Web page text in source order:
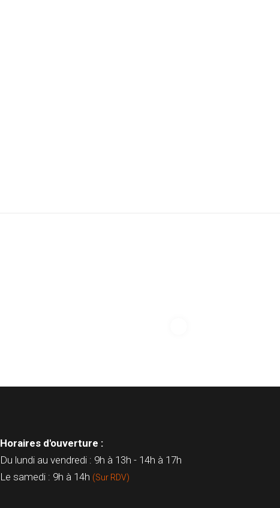
Horaires d'ouverture :
Du lundi au vendredi : 9h à 13h - 14h à 17h
Le samedi : 9h à 14h (Sur RDV)